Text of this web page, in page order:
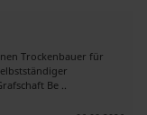
Trockenbauer für
Be ..